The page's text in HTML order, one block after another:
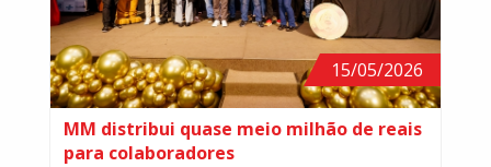
15/05/2026
MM distribui quase meio milhão de reais
para colaboradores